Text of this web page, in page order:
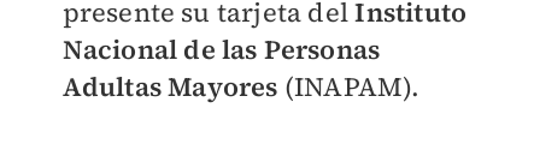
presente su tarjeta delInstituto
Nacional de las Personas
Adultas Mayores (INAPAM).